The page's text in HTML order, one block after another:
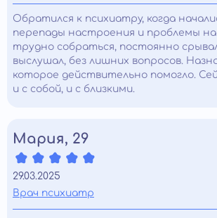
Обратился к психиатру, когда
перепады настроения и проблемы
трудно собраться, постоянно
выслушал, без лишних вопросов.
которое действительно помогло.
и с собой, и с близкими.
Мария, 29
29.03.2025
Врач психиатр